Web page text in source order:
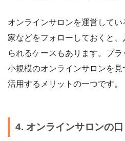
オンラインサロンを運営して
家などをフォローしておくと
られるケースもあります。プ
小規模のオンラインサロンを
活用するメリットの一つです。
4. オンラインサロンの